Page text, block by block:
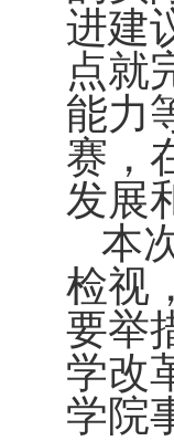
进建
点就
能力
赛，
发展
本
检视
要举
学改
学院